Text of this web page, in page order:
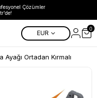
Çözümler
EUR
0
Ayağı Ortadan Kırmalı